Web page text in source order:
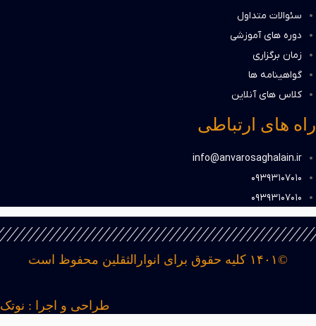
سئوالات متداول
دوره های آموزشی
زمان برگزاری
گواهینامه ها
کلاس های آنلاین
راه های ارتباطی
info@anvarosaghalain.ir​
۰۹۳۹۳۱۰۷۰۱۰​
۰۹۳۹۳۱۰۷۰۱۰​
©۱۴۰۱ کلیه حقوق برای انوارالثقلین محفوظ است
طراحی و اجرا : نوتک